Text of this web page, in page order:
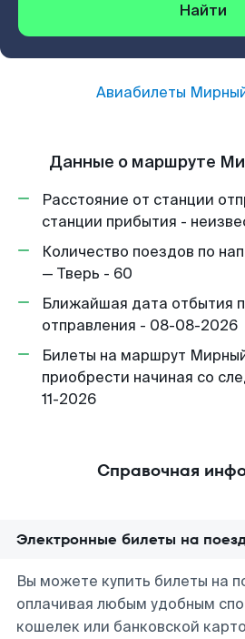
Найти
Авиабилеты
Данные о маршруте
Расстояние от станции
станции прибытия -
Количество поездов по
— Тверь - 60
Ближайшая дата отбытия
отправления - 08-08-2026
Билеты на маршрут
приобрести начиная со
11-2026
Справочная
Электронные билеты на
Вы можете купить билеты на
оплачивая любым удобным
кошелек или банковской